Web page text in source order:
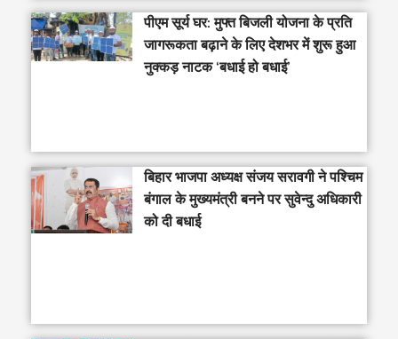
पीएम सूर्य घर: मुफ्त बिजली योजना के प्रति
जागरूकता बढ़ाने के लिए देशभर में शुरू हुआ
नुक्कड़ नाटक ‘बधाई हो बधाई’
‎बिहार भाजपा अध्यक्ष संजय सरावगी ने पश्चिम
बंगाल के मुख्यमंत्री बनने पर सुवेन्दु अधिकारी
को दी बधाई